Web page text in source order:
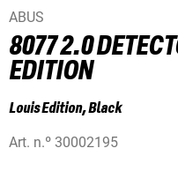
ABUS
8077 2.0
EDITION
Louis Edition, Black
Art. n.º 30002195